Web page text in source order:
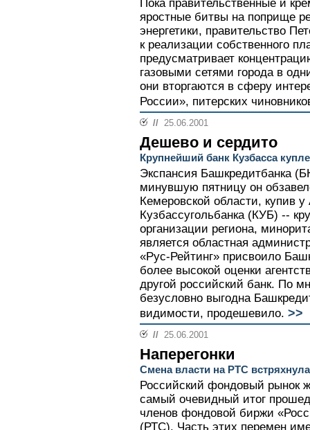
Пока правительственные и
яростные битвы на поприще
энергетики, правительство
к реализации собственного
предусматривает
газовыми сетями города в
они вторгаются в сферу
России», питерских
// 25.06.2001
Дешево и сердито
Крупнейший банк Кузбасса
Экспансия Башкредитбанка
минувшую пятницу он
Кемеровской области, купив
Кузбассугольбанка (КУБ) --
организации региона,
является областная
«Рус-Рейтинг» присвоило
более высокой оценки
другой российский банк. По
безусловно выгодна
видимости, продешевило. >>
// 25.06.2001
Наперегонки
Смена власти на РТС
Российский фондовый рынок
самый очевидный итог
членов фондовой биржи
(РТС). Часть этих перемен